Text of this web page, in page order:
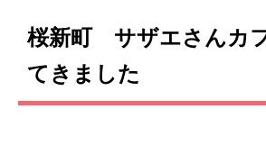
桜新町 サザエさんカ
てきました